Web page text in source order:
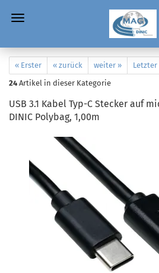
« Erster « zurück weiter »
Letzter
24 Artikel in dieser Kategorie
USB 3.1 Kabel Typ-C Stecker auf
DINIC Polybag, 1,00m